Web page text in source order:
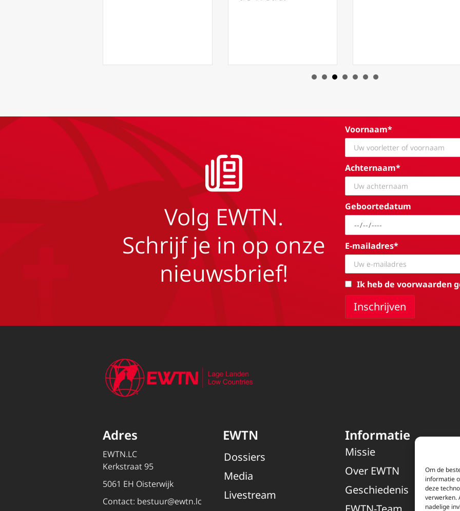
Om de
informatie
deze
verwerken.
nadelige
Volg EWTN.
Schrijf je in op onze
nieuwsbrief!
Voornaam*
Achternaam*
Geboortedatum
E-mailadres*
Ik heb de voorwaarden
Adres
EWTN.LC
Kerkstraat 95
5061 EH Oisterwijk
Contact: bestuur@ewtn.lc
EWTN
Dossiers
Media
Livestream
Informatie
Missie
Over EWTN
Geschiedenis